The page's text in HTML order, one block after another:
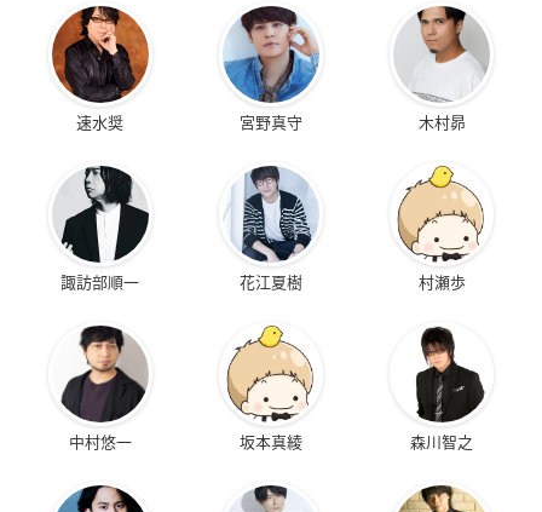
速水奨 宮野真守 木村昴
諏訪部順一 花江夏樹 村瀬歩
中村悠一 坂本真綾 森川智之